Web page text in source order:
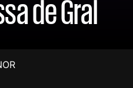
de Gral